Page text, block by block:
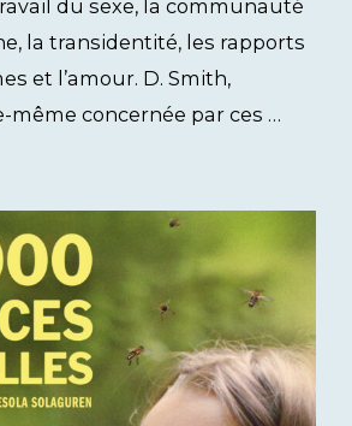
du sexe, la communauté
la transidentité, les rapports
et l’amour. D. Smith,
même concernée par ces …